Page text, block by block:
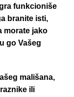
funkcioniše
branite isti,
morate jako
go Vašeg
mališana,
ili